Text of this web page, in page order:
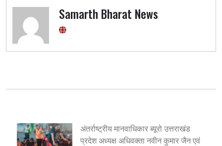
Samarth Bharat News
अंतर्राष्ट्रीय मानवाधिकार ब्यूरो उत्तराखंड
प्रदेश अध्यक्ष अधिवक्ता नवीन कुमार जैन एवं